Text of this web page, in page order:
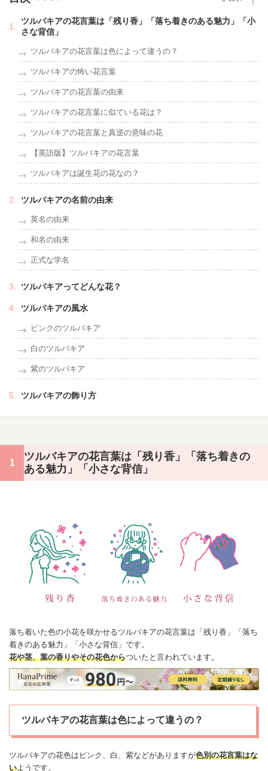
ツルバキアの花言葉は「残り香」「落ち着きのある魅力」「小
さな背信」
ツルバキアの花言葉は色によって違うの？
ツルバキアの怖い花言葉
ツルバキアの花言葉の由来
ツルバキアの花言葉に似ている花は？
ツルバキアの花言葉と真逆の意味の花
【英語版】ツルバキアの花言葉
ツルバキアは誕生花の花なの？
ツルバキアの名前の由来
英名の由来
和名の由来
正式な学名
ツルバキアってどんな花？
ツルバキアの風水
ピンクのツルバキア
白のツルバキア
紫のツルバキア
ツルバキアの飾り方
ツルバキアの花言葉は「残り香」「落ち着きの
ある魅力」「小さな背信」
落ち着いた色の小花を咲かせるツルバキアの花言葉は「残り香」「落ち
着きのある魅力」「小さな背信」です。
花や茎、葉の香りやその花色からついたと言われています。
ツルバキアの花言葉は色によって違うの？
ツルバキアの花色はピンク、白、紫などがありますが色別の花言葉はな
いようです。